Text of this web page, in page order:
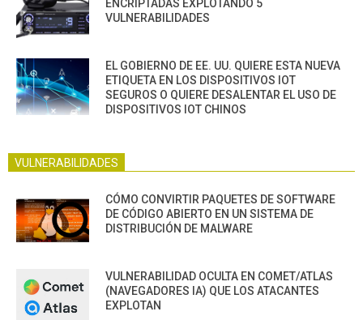
ENCRIPTADAS EXPLOTANDO 5
VULNERABILIDADES
EL GOBIERNO DE EE. UU. QUIERE ESTA NUEVA
ETIQUETA EN LOS DISPOSITIVOS IOT
SEGUROS O QUIERE DESALENTAR EL USO DE
DISPOSITIVOS IOT CHINOS
VULNERABILIDADES
CÓMO CONVIRTIR PAQUETES DE SOFTWARE
DE CÓDIGO ABIERTO EN UN SISTEMA DE
DISTRIBUCIÓN DE MALWARE
VULNERABILIDAD OCULTA EN COMET/ATLAS
(NAVEGADORES IA) QUE LOS ATACANTES
EXPLOTAN